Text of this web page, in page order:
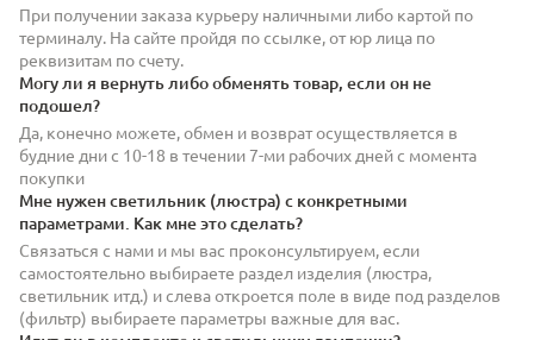
При получении заказа курьеру наличными либо картой по
терминалу. На сайте пройдя по ссылке, от юр лица по
реквизитам по счету.
Могу ли я вернуть либо обменять товар, если он не
подошел?
Да, конечно можете, обмен и возврат осуществляется в
будние дни с 10-18 в течении 7-ми рабочих дней с момента
покупки
Мне нужен светильник (люстра) с конкретными
параметрами. Как мне это сделать?
Связаться с нами и мы вас проконсультируем, если
самостоятельно выбираете раздел изделия (люстра,
светильник итд.) и слева откроется поле в виде под разделов
(фильтр) выбираете параметры важные для вас.